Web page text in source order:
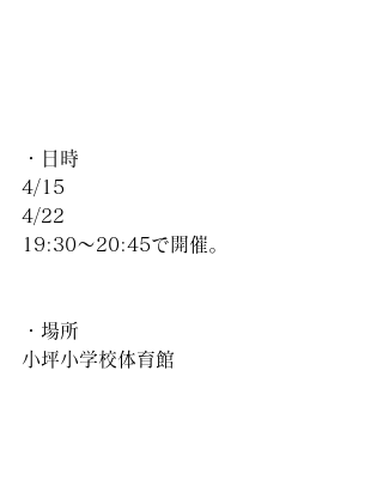
・日時
4/15
4/22
19:30〜20:45で開催。
・場所
小坪小学校体育館